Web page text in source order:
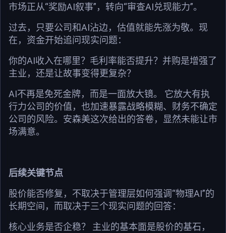
市场正从“奖励AI叙事”，转向“审查AI兑现能力”。
过去，只要公司和AI沾边，估值就能先涨为敬。现
在，资金开始追问现实问题：
你的AI收入在哪里？毛利率能否提升？并购是增强了
主业，还是让故事变得更复杂？
AI不再是免死金牌，而是一面放大镜。 它放大有执
行力公司的价值，也加速暴露战略模糊、财务不确定
公司的风险。安森美这次给出的答卷，显然未能让市
场满意。
后续关键节点
股价能否修复，不取决于管理层如何强调“物理AI”的
长期空间，而取决于三个现实问题的回答：
核心业务是否企稳？ 主业的基本面是股价的基石，